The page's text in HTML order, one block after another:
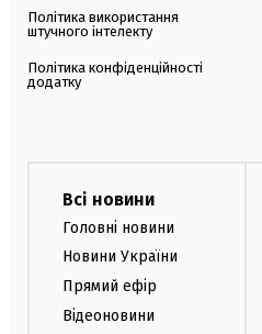
Політика використання
штучного інтелекту
Політика конфіденційності
додатку
Всі новини
Головні новини
Новини України
Прямий ефір
Відеоновини